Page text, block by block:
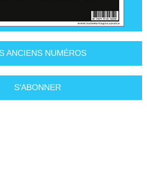
ANCIENS NUMÉROS
S'ABONNER